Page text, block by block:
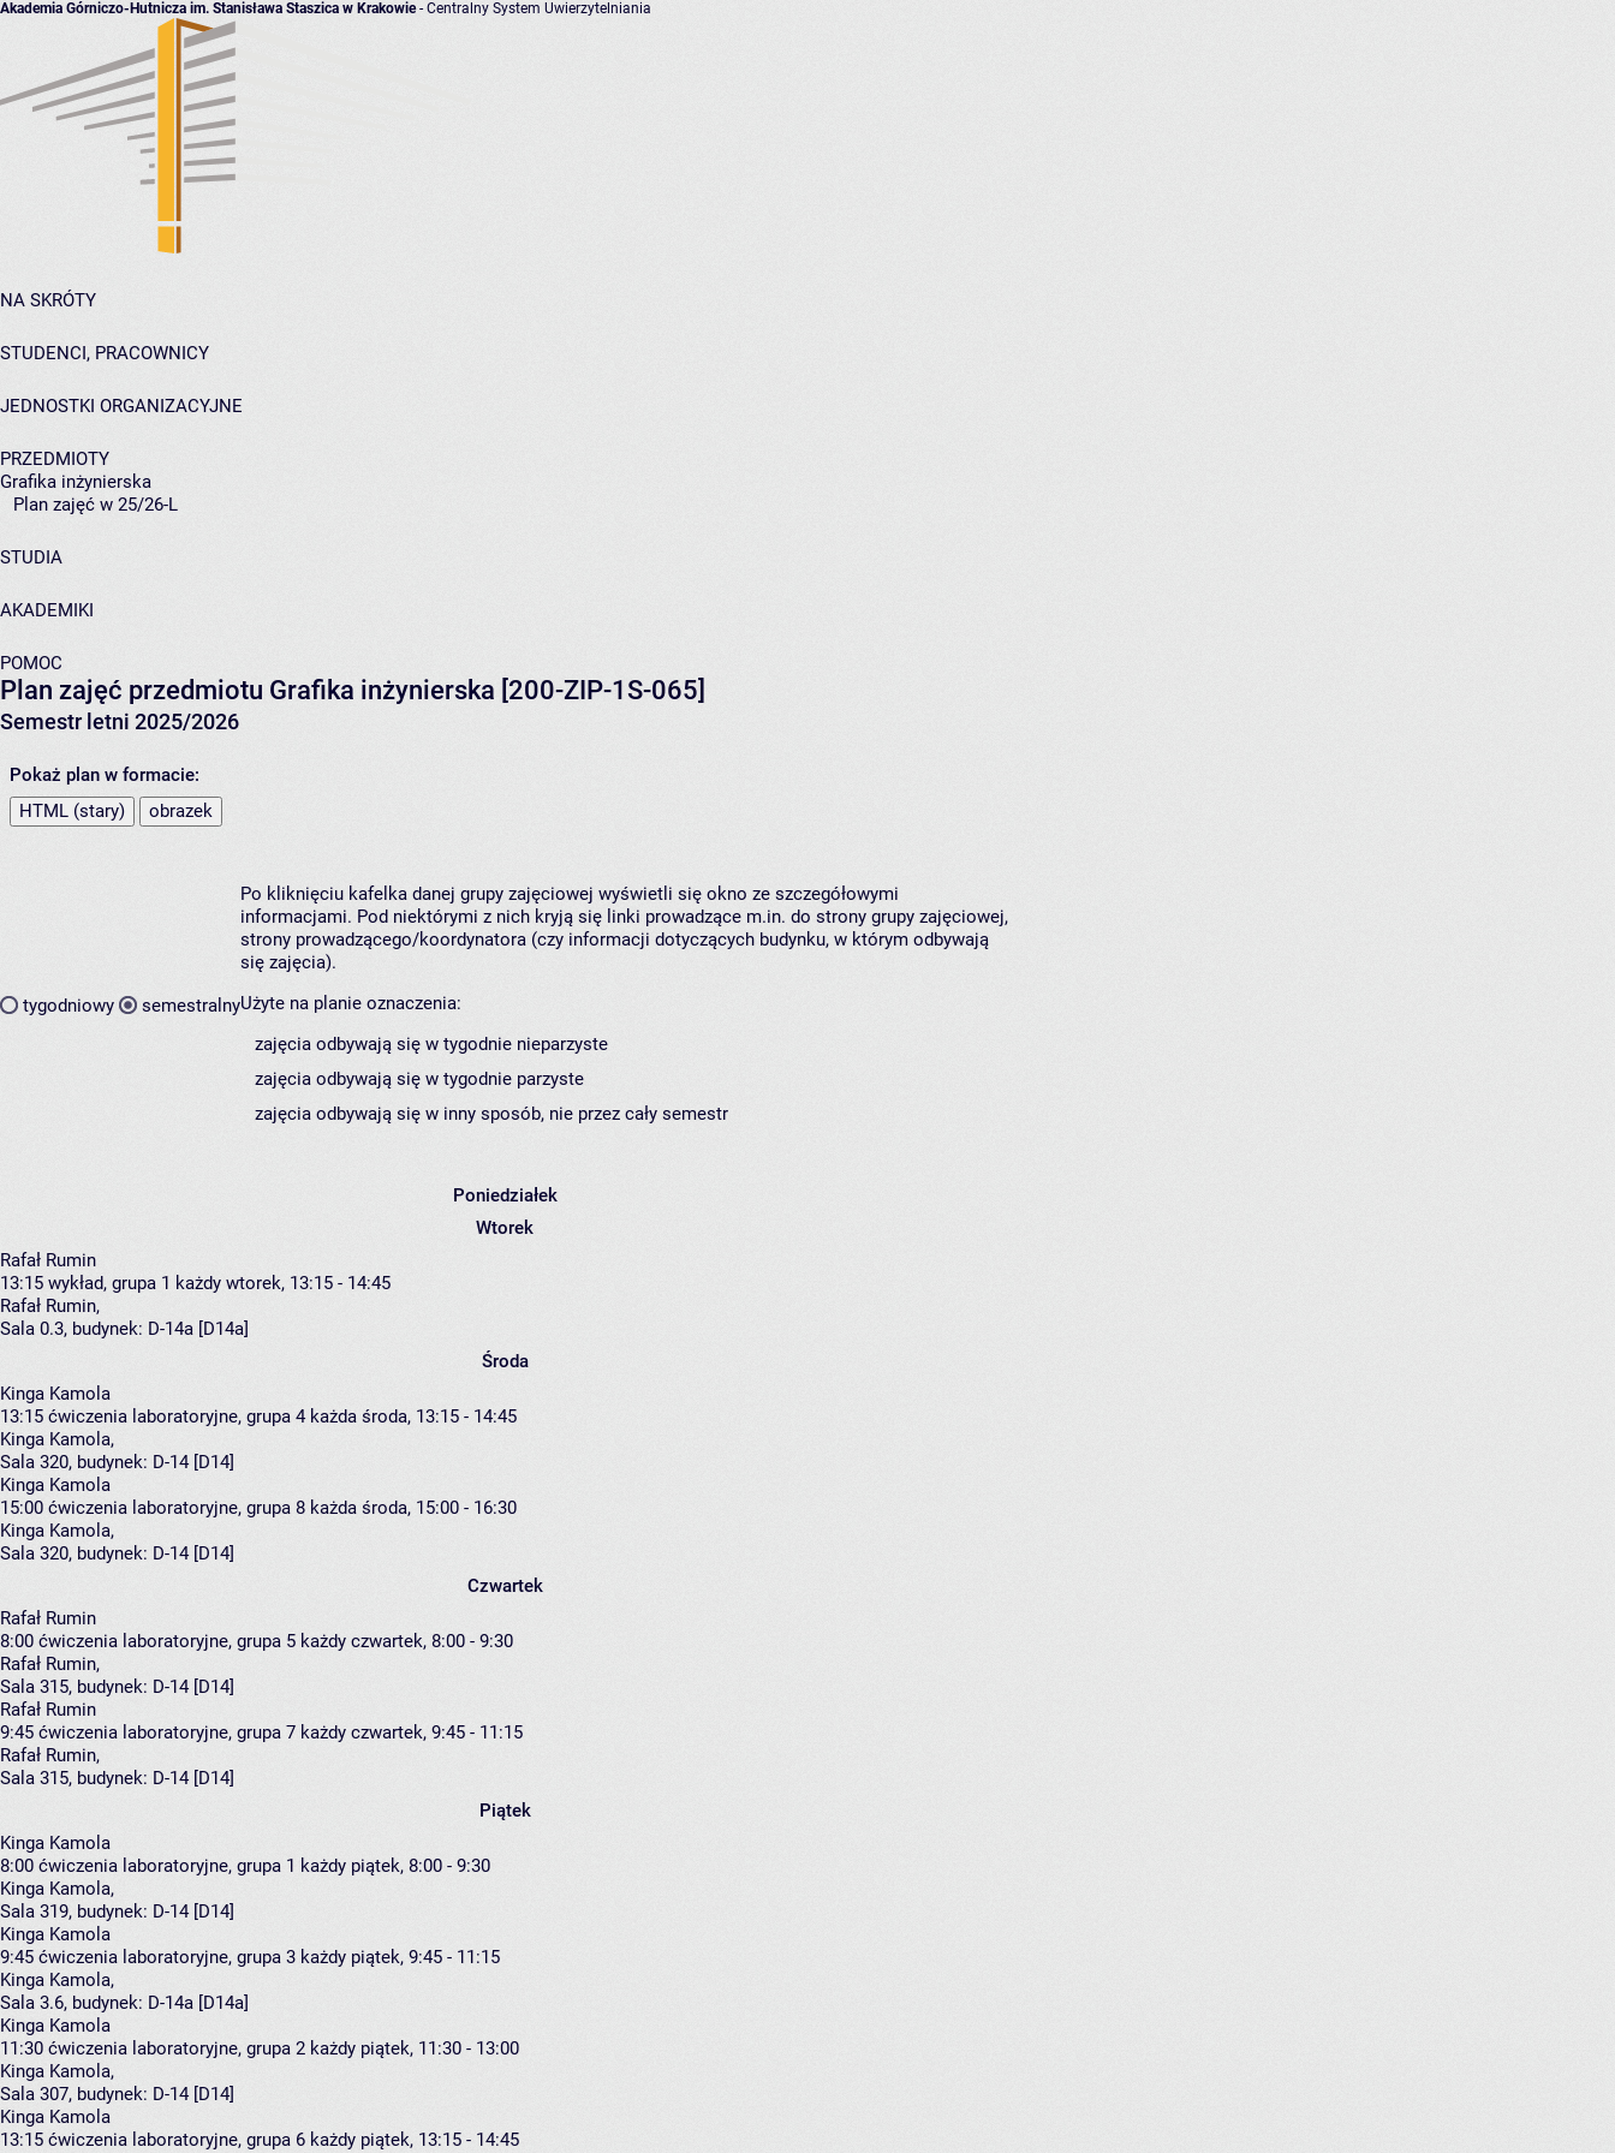
Akademia Górniczo-Hutnicza im. Stanisława Staszica w Krakowie- Centralny System Uwierzytelniania
NA SKRÓTY
STUDENCI, PRACOWNICY
JEDNOSTKI ORGANIZACYJNE
PRZEDMIOTY
Grafika inżynierska
Plan zajęć w 25/26-L
STUDIA
AKADEMIKI
POMOC
Plan zajęć przedmiotu Grafika inżynierska [200-ZIP-1S-065]
Semestr letni 2025/2026
Pokaż plan w formacie:
HTML (stary)
obrazek
tygodniowy semestralny
Po kliknięciu kafelka danej grupy zajęciowej wyświetli się okno ze szczegółowymi
informacjami. Pod niektórymi z nich kryją się linki prowadzące m.in. do strony grupy zajęciowej,
strony prowadzącego/koordynatora (czy informacji dotyczących budynku, w którym odbywają
się zajęcia).
Użyte na planie oznaczenia:
zajęcia odbywają się w tygodnie nieparzyste
zajęcia odbywają się w tygodnie parzyste
zajęcia odbywają się w inny sposób, nie przez cały semestr
Poniedziałek
Wtorek
Rafał Rumin
13:15 wykład, grupa 1 każdy wtorek, 13:15 - 14:45
Rafał Rumin,
Sala 0.3, budynek: D-14a [D14a]
Środa
Kinga Kamola
13:15 ćwiczenia laboratoryjne, grupa 4 każda środa, 13:15 - 14:45
Kinga Kamola,
Sala 320, budynek: D-14 [D14]
Kinga Kamola
15:00 ćwiczenia laboratoryjne, grupa 8 każda środa, 15:00 - 16:30
Kinga Kamola,
Sala 320, budynek: D-14 [D14]
Czwartek
Rafał Rumin
8:00 ćwiczenia laboratoryjne, grupa 5 każdy czwartek, 8:00 - 9:30
Rafał Rumin,
Sala 315, budynek: D-14 [D14]
Rafał Rumin
9:45 ćwiczenia laboratoryjne, grupa 7 każdy czwartek, 9:45 - 11:15
Rafał Rumin,
Sala 315, budynek: D-14 [D14]
Piątek
Kinga Kamola
8:00 ćwiczenia laboratoryjne, grupa 1 każdy piątek, 8:00 - 9:30
Kinga Kamola,
Sala 319, budynek: D-14 [D14]
Kinga Kamola
9:45 ćwiczenia laboratoryjne, grupa 3 każdy piątek, 9:45 - 11:15
Kinga Kamola,
Sala 3.6, budynek: D-14a [D14a]
Kinga Kamola
11:30 ćwiczenia laboratoryjne, grupa 2 każdy piątek, 11:30 - 13:00
Kinga Kamola,
Sala 307, budynek: D-14 [D14]
Kinga Kamola
13:15 ćwiczenia laboratoryjne, grupa 6 każdy piątek, 13:15 - 14:45